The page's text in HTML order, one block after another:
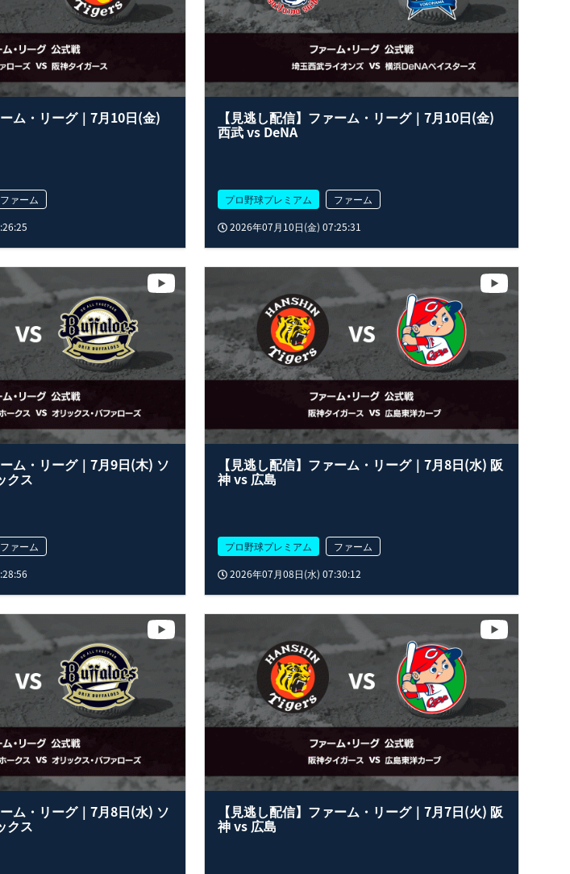
ム・リーグ｜7月10日(金)
ファーム
【見逃し配信】ファーム・リーグ｜7月10日(金)
西武 vs DeNA
プロ野球プレミアム
ファーム
2026年07月10日(金) 07:25:31
ム・リーグ｜7月9日(木) ソ
クス
ファーム
【見逃し配信】ファーム・リーグ｜7月8日(水) 阪
神 vs 広島
プロ野球プレミアム
ファーム
2026年07月08日(水) 07:30:12
ム・リーグ｜7月8日(水) ソ
クス
【見逃し配信】ファーム・リーグ｜7月7日(火) 阪
神 vs 広島